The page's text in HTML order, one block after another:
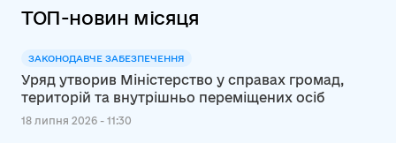
ТОП-новин місяця
ЗАКОНОДАВЧЕ ЗАБЕЗПЕЧЕННЯ
Уряд утворив Міністерство у справах громад,
територій та внутрішньо переміщених осіб
18 липня 2026 - 11:30